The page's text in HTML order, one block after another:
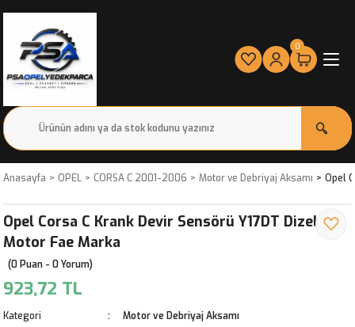
0
Anasayfa OPEL CORSA C 2001-2006 Motor ve Debriyaj Aksamı Opel
Opel Corsa C Krank Devir Sensörü Y17DT Dizel
Motor Fae Marka
(0 Puan - 0 Yorum)
923,72 TL
Kategori
Motor ve Debriyaj Aksamı